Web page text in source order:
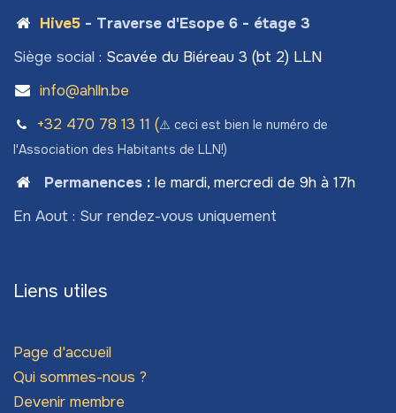
Hive5- Traverse d'Esope 6 - étage 3
Siège social : Scavée du Biéreau 3 (bt 2) LLN
info@ahlln.be
+32 470 78​ 13 11 (⚠️ ceci est bien le numéro de
l'Association des Habitants de LLN!)
Permanences: le mardi, mercredi de 9h à 17h
En Aout : Sur rendez-vous uniquement
Liens utiles
Page d'accueil
Qui sommes-nous ?
Devenir membre